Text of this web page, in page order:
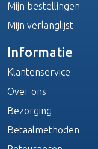
Mijn bestellingen
Mijn verlanglijst
Informatie
Klantenservice
Over ons
Bezorging
Betaalmethoden